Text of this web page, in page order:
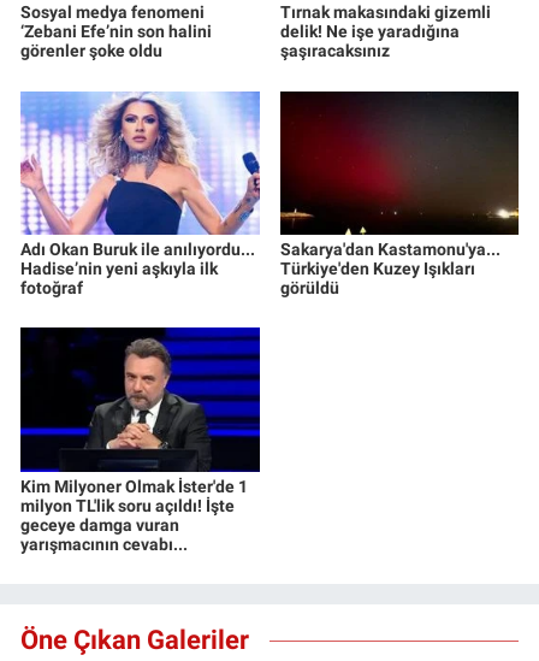
Sosyal medya fenomeni
‘Zebani Efe’nin son halini
görenler şoke oldu
Tırnak makasındaki gizemli
delik! Ne işe yaradığına
şaşıracaksınız
Adı Okan Buruk ile anılıyordu...
Hadise’nin yeni aşkıyla ilk
fotoğraf
Sakarya'dan Kastamonu'ya...
Türkiye'den Kuzey Işıkları
görüldü
Kim Milyoner Olmak İster'de 1
milyon TL'lik soru açıldı! İşte
geceye damga vuran
yarışmacının cevabı...
Öne Çıkan Galeriler